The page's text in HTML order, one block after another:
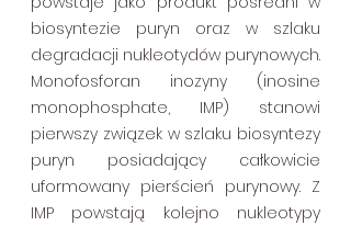
biosyntezie puryn oraz w szlaku
degradacji nukleotydów purynowych.
Monofosforan inozyny (inosine
monophosphate, IMP) stanowi
pierwszy związek w szlaku biosyntezy
puryn posiadający całkowicie
uformowany pierścień purynowy. Z
IMP powstają kolejno nukleotypy